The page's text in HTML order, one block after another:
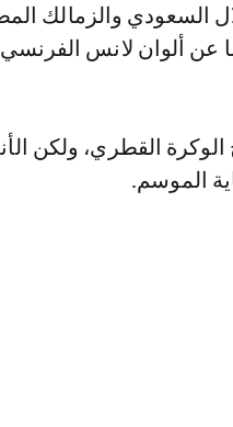
السعودي والزمالك
عن ألوان لانس
الوكرة القطري، ولكن
الموسم.